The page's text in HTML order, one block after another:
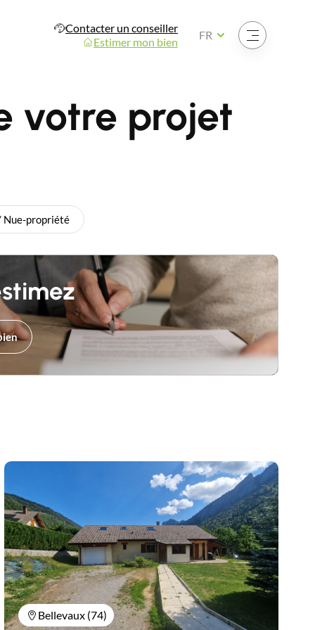
Contacter un conseiller
Estimer mon bien
Ouvrir le menu
FR
votre projet
Nue-propriété
Bellevaux (74)